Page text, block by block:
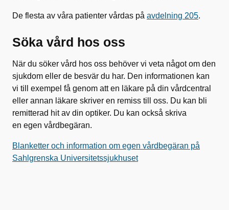
De flesta av våra patienter vårdas på avdelning 205.
Söka vård hos oss
När du söker vård hos oss behöver vi veta något om den
sjukdom eller de besvär du har. Den informationen kan
vi till exempel få genom att en läkare på din vårdcentral
eller annan läkare skriver en remiss till oss. Du kan bli
remitterad hit av din optiker. Du kan också skriva
en egen vårdbegäran.
Blanketter och information om egen vårdbegäran på
Sahlgrenska Universitetssjukhuset